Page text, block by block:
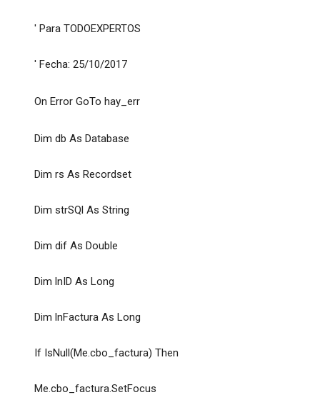
' Para TODOEXPERTOS
' Fecha: 25/10/2017
On Error GoTo hay_err
Dim db As Database
Dim rs As Recordset
Dim strSQl As String
Dim dif As Double
Dim lnID As Long
Dim lnFactura As Long
If IsNull(Me.cbo_factura) Then
Me.cbo_factura.SetFocus